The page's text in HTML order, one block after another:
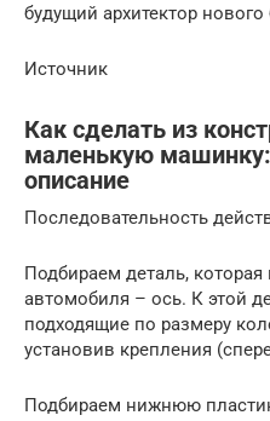
будущий архитектор
Источник
Как сделать из
маленькую машинку:
описание
Последовательность
Подбираем деталь,
автомобиля – ось. К этой
подходящие по размеру
установив крепления
Подбираем нижнюю